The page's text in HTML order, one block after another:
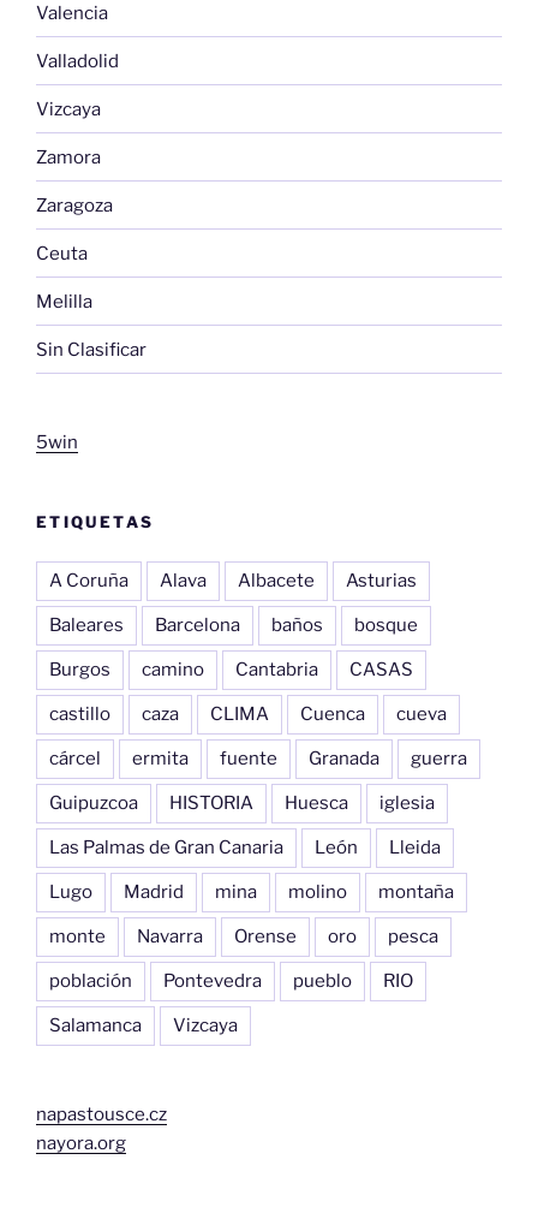
Valencia
Valladolid
Vizcaya
Zamora
Zaragoza
Ceuta
Melilla
Sin Clasificar
5win
ETIQUETAS
A Coruña Alava Albacete Asturias
Baleares Barcelona baños bosque
Burgos camino Cantabria CASAS
castillo caza CLIMA Cuenca cueva
cárcel ermita fuente Granada guerra
Guipuzcoa HISTORIA Huesca iglesia
Las Palmas de Gran Canaria León Lleida
Lugo Madrid mina molino montaña
monte Navarra Orense oro pesca
población Pontevedra pueblo RIO
Salamanca Vizcaya
napastousce.cz
nayora.org